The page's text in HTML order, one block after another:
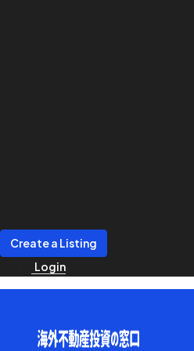
Create a Listing
Login